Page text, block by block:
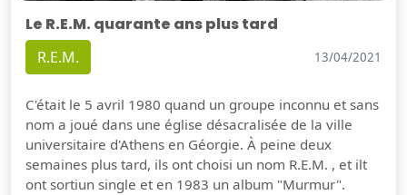
Le R.E.M. quarante ans plus tard
R.E.M. 13/04/2021
C'était le 5 avril 1980 quand un groupe inconnu et sans
nom a joué dans une église désacralisée de la ville
universitaire d'Athens en Géorgie. À peine deux
semaines plus tard, ils ont choisi un nom R.E.M. , et ilt
ont sortiun single et en 1983 un album "Murmur".